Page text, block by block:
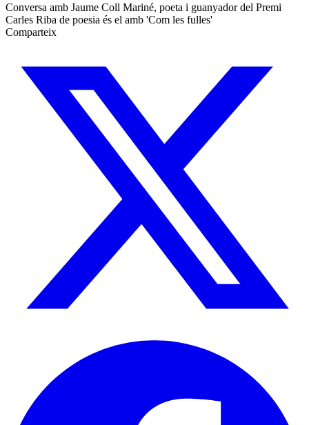
Conversa amb Jaume Coll Mariné, poeta i guanyador del Premi
Carles Riba de poesia és el amb 'Com les fulles'
Comparteix